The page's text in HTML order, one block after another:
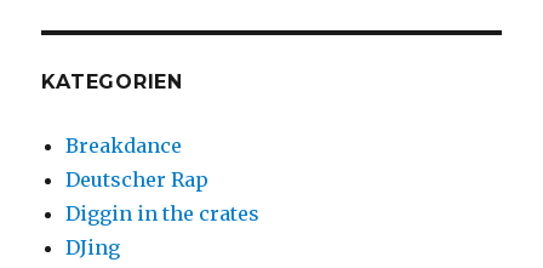
KATEGORIEN
Breakdance
Deutscher Rap
Diggin in the crates
DJing